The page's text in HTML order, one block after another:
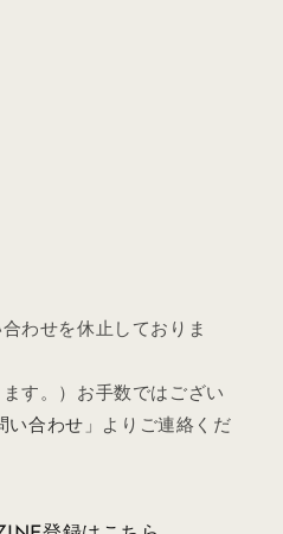
わせを休止しておりま
す。）お手数ではござい
い合わせ 」よりご連絡くだ